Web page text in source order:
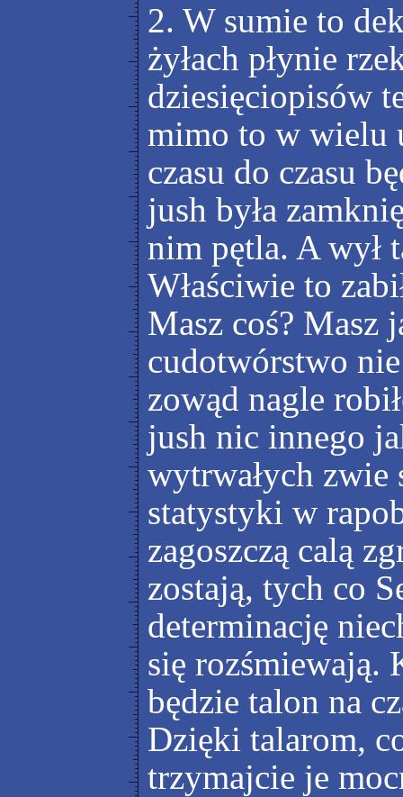
2. W sumie to
żyłach płynie
dziesięciopisów
mimo to w wielu
czasu do czasu
jush była
nim pętla. A wył
Właściwie to
Masz coś? Masz
cudotwórstwo
zowąd nagle
jush nic innego
wytrwałych zwie
statystyki w
zagoszczą calą
zostają, tych co
determinację
się rozśmiewają.
będzie talon na
Dzięki talarom,
trzymajcie je